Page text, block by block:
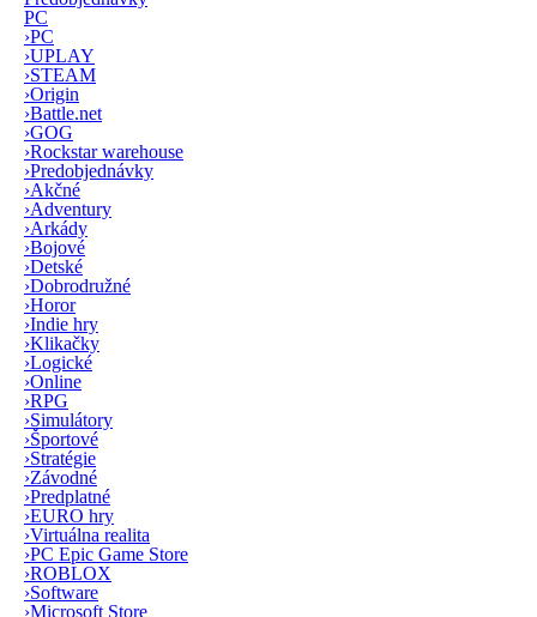
PC
›PC
›UPLAY
›STEAM
›Origin
›Battle.net
›GOG
›Rockstar warehouse
›Predobjednávky
›Akčné
›Adventury
›Arkády
›Bojové
›Detské
›Dobrodružné
›Horor
›Indie hry
›Klikačky
›Logické
›Online
›RPG
›Simulátory
›Športové
›Stratégie
›Závodné
›Predplatné
›EURO hry
›Virtuálna realita
›PC Epic Game Store
›ROBLOX
›Software
›Microsoft Store